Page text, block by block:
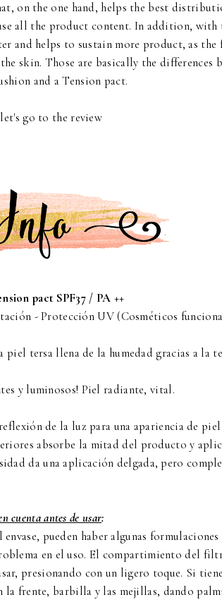
on the one hand, helps the best
all the product content. In addition, with
and helps to sustain more product, as
skin. Those are basically the differences
and a Tension pact.
go to the review
pact SPF37 / PA ++
- Protección UV (Cosméticos
piel tersa llena de la humedad gracias a la
y luminosos! Piel radiante, vital.
de la luz para una apariencia de
absorbe la mitad del producto y
da una aplicación delgada, pero
cuenta antes de usar:
pueden haber algunas
en el uso. El compartimiento del
presionando con un ligero toque. Si
frente, barbilla y las mejillas, dando